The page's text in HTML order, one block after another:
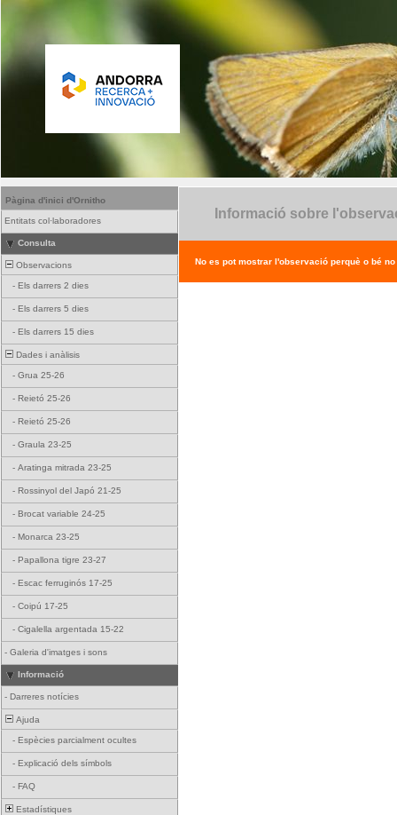
Pàgina d'inici d'Ornitho
Entitats col·laboradores
Consulta
Observacions
- Els darrers 2 dies
- Els darrers 5 dies
- Els darrers 15 dies
Dades i anàlisis
- Grua 25-26
- Reietó 25-26
- Reietó 25-26
- Graula 23-25
- Aratinga mitrada 23-25
- Rossinyol del Japó 21-25
- Brocat variable 24-25
- Monarca 23-25
- Papallona tigre 23-27
- Escac ferruginós 17-25
- Coipú 17-25
- Cigalella argentada 15-22
- Galeria d'imatges i sons
Informació
- Darreres notícies
Ajuda
- Espècies parcialment ocultes
- Explicació dels símbols
- FAQ
Estadístiques
Informació sobre
No es pot mostrar l'observació perquè o bé